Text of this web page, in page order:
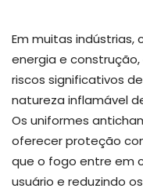
Em muitas
energia e
riscos significativos
natureza inflamável
Os uniformes
oferecer proteção
que o fogo entre em
usuário e reduzindo